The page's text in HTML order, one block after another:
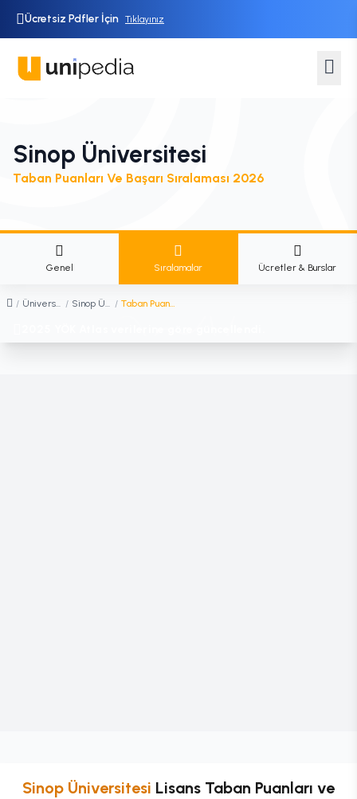
Ücretsiz Pdfler İçin Tıklayınız
Sinop Üniversitesi
Taban Puanları Ve Başarı Sıralaması 2026
Genel Sıralamalar Ücretler & Burslar
/ Üniversiteler / Sinop Üniversitesi / Taban Puanları ve Başarı Sıralaması
Sinop Üniversitesi Lisans Taban Puanları ve